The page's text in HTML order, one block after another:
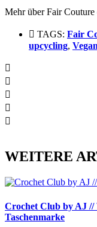
Mehr über Fair Couture
TAGS: Fair
upcycling, Vegan
WEITERE
Crochet Club by AJ
Taschenmarke